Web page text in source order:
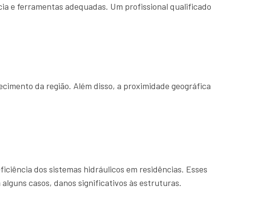
e ferramentas adequadas. Um profissional qualificado
da região. Além disso, a proximidade geográfica
dos sistemas hidráulicos em residências. Esses
casos, danos significativos às estruturas.